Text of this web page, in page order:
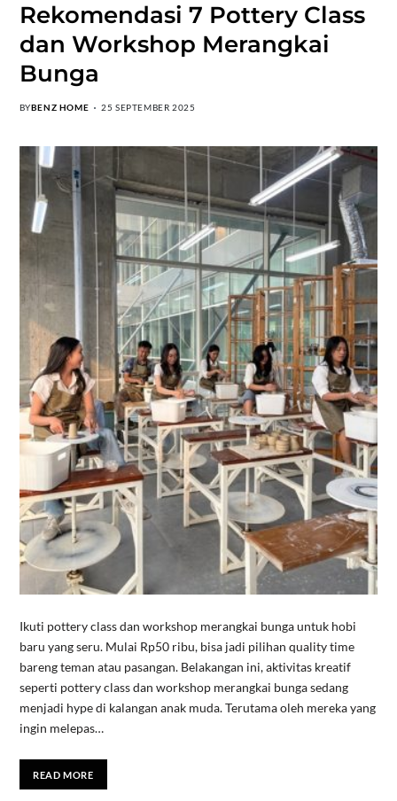
Rekomendasi 7 Pottery Class
dan Workshop Merangkai
Bunga
BYBENZ HOME 25 SEPTEMBER 2025
Ikuti pottery class dan workshop merangkai bunga untuk hobi
baru yang seru. Mulai Rp50 ribu, bisa jadi pilihan quality time
bareng teman atau pasangan. Belakangan ini, aktivitas kreatif
seperti pottery class dan workshop merangkai bunga sedang
menjadi hype di kalangan anak muda. Terutama oleh mereka yang
ingin melepas…
READ MORE